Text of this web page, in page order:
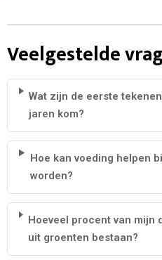
Veelgestelde
Wat zijn de eerste
jaren kom?
Hoe kan voeding helpen
worden?
Hoeveel procent van mijn
uit groenten bestaan?